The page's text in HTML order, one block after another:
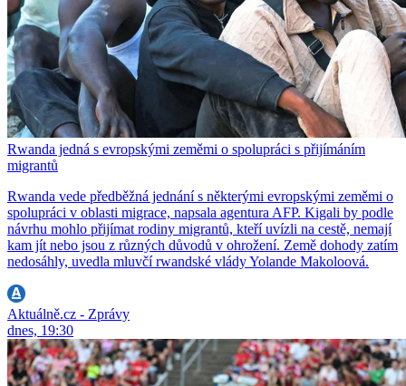
Rwanda jedná s evropskými zeměmi o spolupráci s přijímáním
migrantů
Rwanda vede předběžná jednání s některými evropskými zeměmi o
spolupráci v oblasti migrace, napsala agentura AFP. Kigali by podle
návrhu mohlo přijímat rodiny migrantů, kteří uvízli na cestě, nemají
kam jít nebo jsou z různých důvodů v ohrožení. Země dohody zatím
nedosáhly, uvedla mluvčí rwandské vlády Yolande Makoloová.
Aktuálně.cz - Zprávy
dnes, 19:30